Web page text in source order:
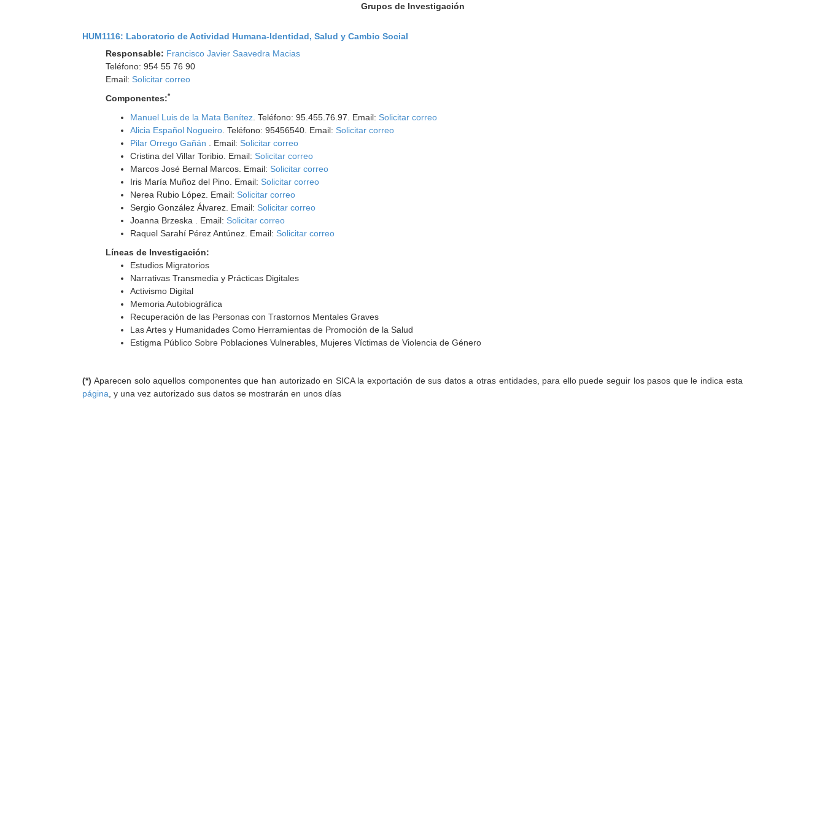
Grupos de Investigación
HUM1116: Laboratorio de Actividad Humana-Identidad, Salud y Cambio Social
Responsable: Francisco Javier Saavedra Macias
Teléfono: 954 55 76 90
Email: Solicitar correo
Componentes:*
Manuel Luis de la Mata Benítez . Teléfono: 95.455.76.97. Email: Solicitar correo
Alicia Español Nogueiro . Teléfono: 95456540. Email: Solicitar correo
Pilar Orrego Gañán
. Email: Solicitar correo
Cristina del Villar Toribio. Email: Solicitar correo
Marcos José Bernal Marcos. Email: Solicitar correo
Iris María Muñoz del Pino. Email: Solicitar correo
Nerea Rubio López. Email: Solicitar correo
Sergio González Álvarez. Email: Solicitar correo
Joanna Brzeska . Email: Solicitar correo
Raquel Sarahí Pérez Antúnez. Email: Solicitar correo
Líneas de Investigación:
Estudios Migratorios
Narrativas Transmedia y Prácticas Digitales
Activismo Digital
Memoria Autobiográfica
Recuperación de las Personas con Trastornos Mentales Graves
Las Artes y Humanidades Como Herramientas de Promoción de la Salud
Estigma Público Sobre Poblaciones Vulnerables, Mujeres Víctimas de Violencia de Género
(*) Aparecen solo aquellos componentes que han autorizado en SICA la exportación de sus datos a otras entidades, para ello puede seguir los pasos que le indica esta
página , y una vez autorizado sus datos se mostrarán en unos días